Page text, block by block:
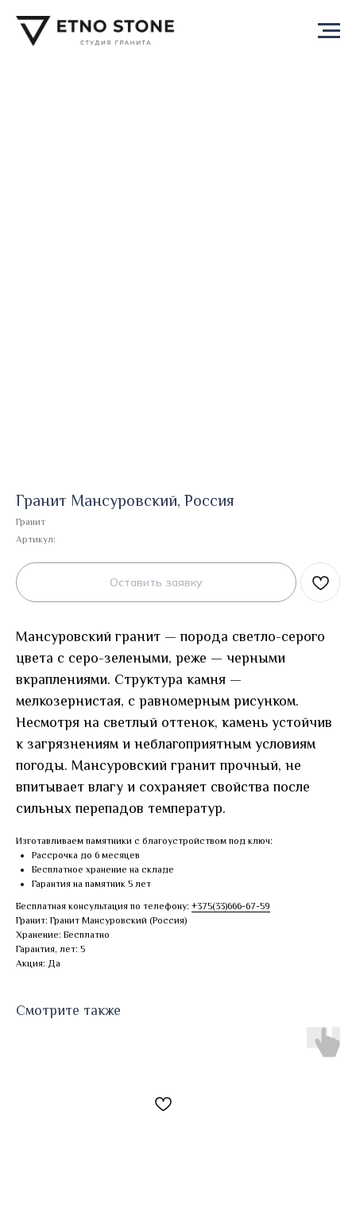
Гранит Мансуровский, Россия
Гранит
Артикул:
Оставить заявку
Мансуровский гранит — порода светло-серого
цвета с серо-зелеными, реже — черными
вкраплениями. Структура камня —
мелкозернистая, с равномерным рисунком.
Несмотря на светлый оттенок, камень устойчив
к загрязнениям и неблагоприятным условиям
погоды. Мансуровский гранит прочный, не
впитывает влагу и сохраняет свойства после
сильных перепадов температур.
Изготавливаем памятники с благоустройством под ключ:
Рассрочка до 6 месяцев
Бесплатное хранение на складе
Гарантия на памятник 5 лет
Бесплатная консультация по телефону: +375(33)666-67-59
Гранит: Гранит Мансуровский (Россия)
Хранение: Бесплатно
Гарантия, лет: 5
Акция: Да
Смотрите также